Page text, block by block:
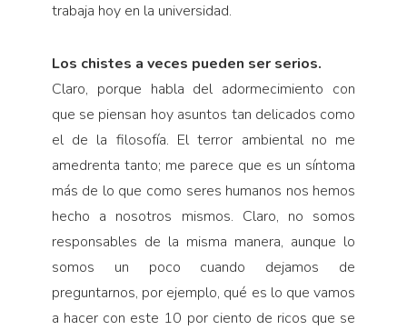
trabaja hoy en la universidad.
Los chistes a veces pueden ser serios.
Claro, porque habla del adormecimiento con
que se piensan hoy asuntos tan delicados como
el de la filosofía. El terror ambiental no me
amedrenta tanto; me parece que es un síntoma
más de lo que como seres humanos nos hemos
hecho a nosotros mismos. Claro, no somos
responsables de la misma manera, aunque lo
somos un poco cuando dejamos de
preguntarnos, por ejemplo, qué es lo que vamos
a hacer con este 10 por ciento de ricos que se